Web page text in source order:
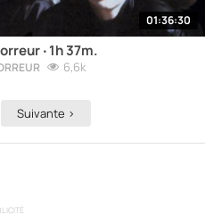
01:36:30
‧ 1h 37m.
6,6k
Suivante >